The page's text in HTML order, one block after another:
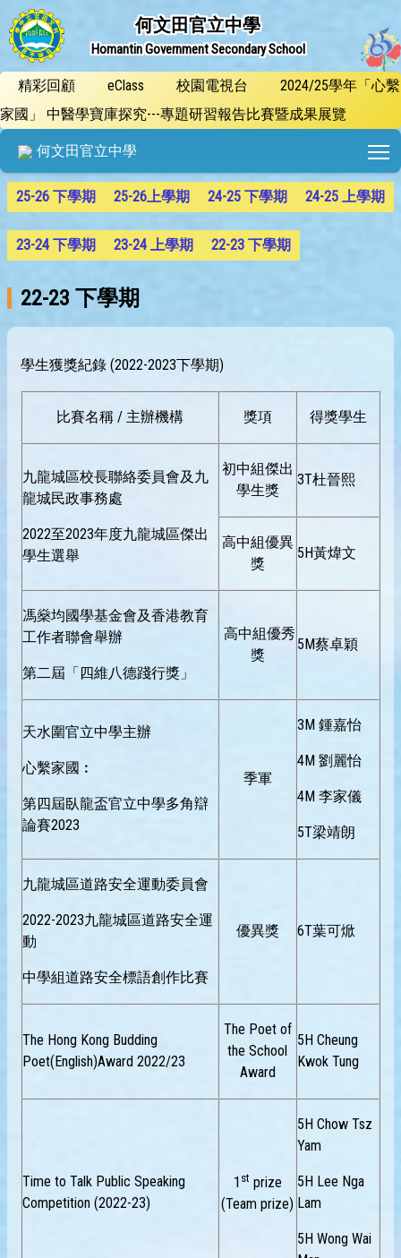
何文田官立中學
Homantin Government Secondary School
精彩回顧 eClass 校園電視台
2024/25學年「心繫
家國」 中醫學寶庫探究---專題研習報告比賽暨成果展覽
何文田官立中學
25-26 下學期 25-26上學期 24-25 下學期 24-25 上學期
23-24 下學期 23-24 上學期 22-23 下學期
22-23 下學期
學生獲獎紀錄 (2022-2023下學期)
比賽名稱 / 主辦機構 獎項 得獎學生
九龍城區校長聯絡委員會及九
龍城民政事務處
2022至2023年度九龍城區傑出
學生選舉
初中組傑出
學生獎
3T杜晉熙
高中組優異
獎
5H黃煒文
馮燊均國學基金會及香港教育
工作者聯會舉辦
第二屆「四維八德踐行獎」
高中組優秀
獎
5M蔡卓穎
天水圍官立中學主辦
心繫家國︰
第四屆臥龍盃官立中學多角辯
論賽2023
季軍
3M 鍾嘉怡
4M 劉麗怡
4M 李家儀
5T梁靖朗
九龍城區道路安全運動委員會
2022-2023九龍城區道路安全運
動
中學組道路安全標語創作比賽
優異獎 6T葉可焮
The Hong Kong Budding
Poet(English)Award 2022/23
The Poet of
the School
Award
5H Cheung
Kwok Tung
Time to Talk Public Speaking
Competition (2022-23)
1 st prize
(Team prize)
5H Chow Tsz
Yam
5H Lee Nga
Lam
5H Wong Wai